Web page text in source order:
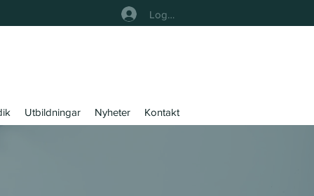
Logga In
Utbildningar Nyheter Kontakt